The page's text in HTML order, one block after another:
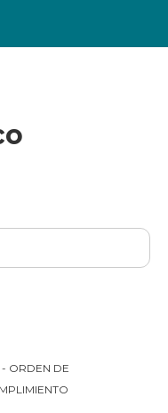
ORDEN DE